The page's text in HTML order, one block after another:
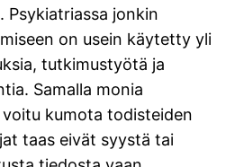
Psykiatriassa jonkin
on usein käytetty yli
tutkimustyötä ja
Samalla monia
kumota todisteiden
taas eivät syystä tai